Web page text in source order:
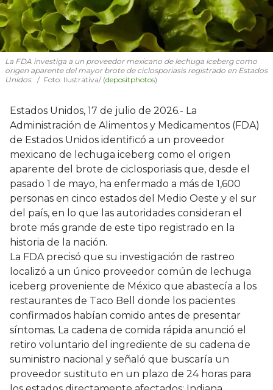
La FDA investiga a un proveedor mexicano de lechuga iceberg como
origen aparente del mayor brote de ciclosporiasis registrado en Estados
Unidos.
Foto: Ilustrativa/ (depositphotos)
Estados Unidos, 17 de julio de 2026.- La
Administración de Alimentos y Medicamentos (FDA)
de Estados Unidos identificó a un proveedor
mexicano de lechuga iceberg como el origen
aparente del brote de ciclosporiasis que, desde el
pasado 1 de mayo, ha enfermado a más de 1,600
personas en cinco estados del Medio Oeste y el sur
del país, en lo que las autoridades consideran el
brote más grande de este tipo registrado en la
historia de la nación.
La FDA precisó que su investigación de rastreo
localizó a un único proveedor común de lechuga
iceberg proveniente de México que abastecía a los
restaurantes de Taco Bell donde los pacientes
confirmados habían comido antes de presentar
síntomas. La cadena de comida rápida anunció el
retiro voluntario del ingrediente de su cadena de
suministro nacional y señaló que buscaría un
proveedor sustituto en un plazo de 24 horas para